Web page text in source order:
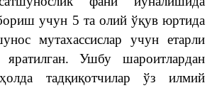
учун 5 та олий ўқув юртида
мутахассислар учун етарли
яратилган. Ушбу шароитлардан
тадқиқотчилар ўз илмий